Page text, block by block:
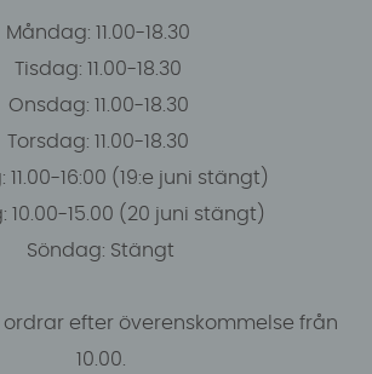
Måndag: 11.00-18.30
Tisdag: 11.00-18.30
Onsdag: 11.00-18.30
Torsdag: 11.00-18.30
11.00-16:00 (19:e juni stängt)
10.00-15.00 (20 juni stängt)
Söndag: Stängt
efter överenskommelse från
10.00.